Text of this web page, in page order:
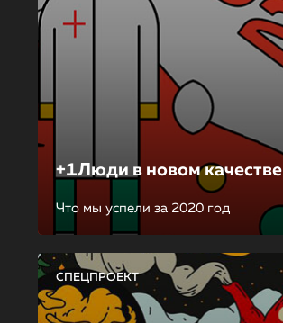
+1Люди в новом качестве
Что мы успели за 2020 год
СПЕЦПРОЕКТ